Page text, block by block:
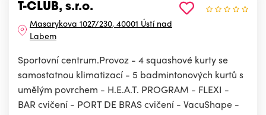
T-CLUB, s.r.o.
Masarykova 1027/230, 40001 Ústí nad
Labem
Sportovní centrum.Provoz - 4 squashové kurty se
samostatnou klimatizací - 5 badmintonových kurtů s
umělým povrchem - H.E.A.T. PROGRAM - FLEXI -
BAR cvičení - PORT DE BRAS cvičení - VacuShape -